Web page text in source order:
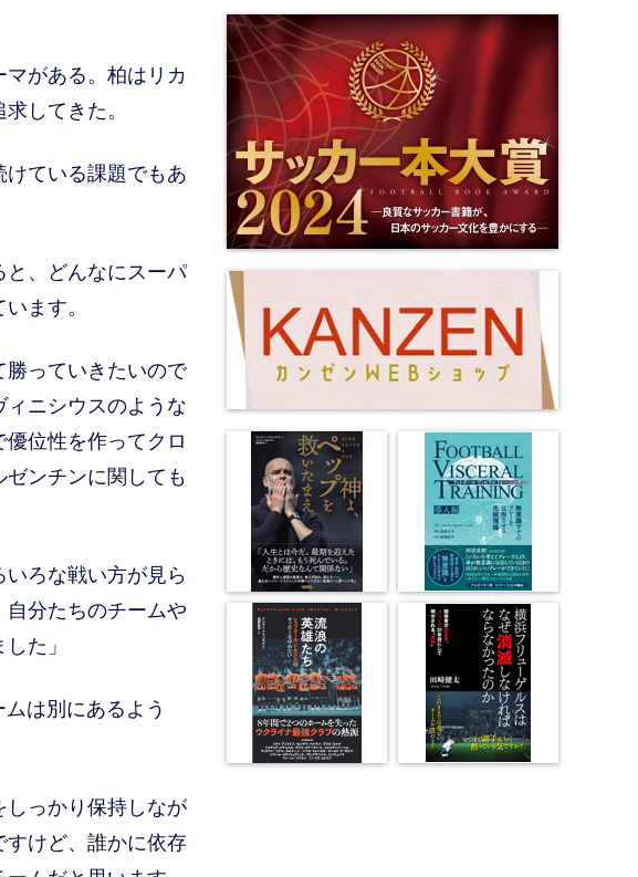
がある。柏はリカ
してきた。
ている課題でもあ
と、どんなにスーパ
ます。
っていきたいので
ニシウスのような
位性を作ってクロ
ンチンに関しても
いろな戦い方が見ら
分たちのチームや
た」
は別にあるよう
しっかり保持しなが
すけど、誰かに依存